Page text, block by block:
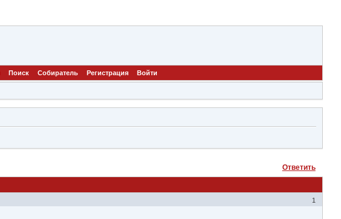
Поиск Собиратель Регистрация Войти
Ответить
1